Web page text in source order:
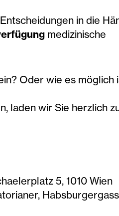
Entscheidungen in die
medizinische
Oder wie es möglich
laden wir Sie herzlich
5, 1010 Wien